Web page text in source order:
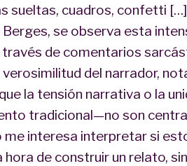
sueltas, cuadros, confetti […]
se observa esta
de comentarios
del narrador,
la tensión narrativa o la
tradicional—no son
me interesa interpretar si
de construir un relato,